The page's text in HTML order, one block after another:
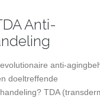
Anti-
anti-
doeltreffende
TDA